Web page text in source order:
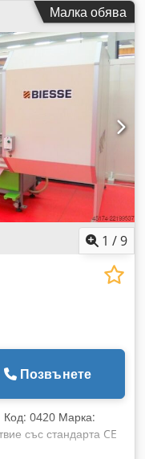
Малка обява
1 /9
Позвънете
Код: 0420 Марка:
със стандарта CE
център с 3